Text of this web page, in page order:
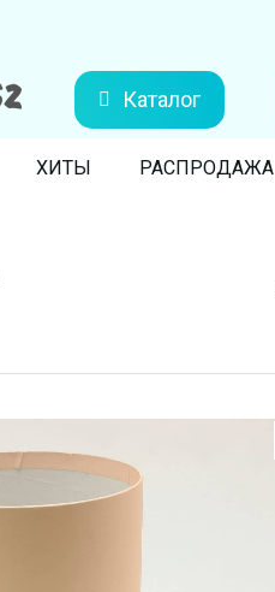
Каталог
ХИТЫ РАСПРОДАЖА